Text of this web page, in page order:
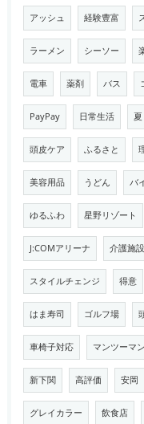
アッシュ 経験豊富
ラーメン シーソー
電車 薬剤 バス
PayPay 日常生活 夏
頭皮ケア ふるさと
美容用品 うどん バ
ゆるふわ 星野リゾート
J:COMアリーナ 介護施設
スタイルチェンジ 得意
はま寿司 ゴルフ場
車椅子対応 マンツーマン
新下関 高評価 安岡
グレイカラー 飲食店